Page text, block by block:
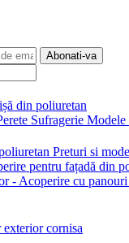
Abonati-va
din poliuretan
Sufragerie
Preturi si
pentru fațadă din
- Acoperire cu
cornisa